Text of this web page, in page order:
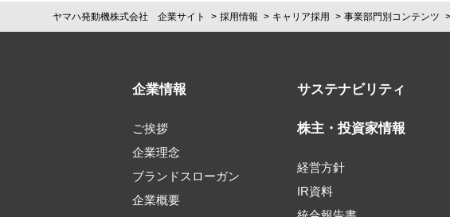
ヤマハ発動機株式会社 企業サイト 採用情報 キャリア採用 事業部門別コンテンツ
企業情報
ご挨拶
企業理念
ブランドスローガン
企業概要
サステナビリティ
株主・投資家情報
経営方針
IR資料